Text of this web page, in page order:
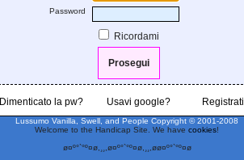
Password
Ricordami
Dimenticato la pw? Usavi google? Registrati
Lussumo Vanilla, Swell, and People Copyright © 2001-2008
Welcome to the Handicap Site. We have cookies!
ø¤º°`°º¤ø,¸¸,ø¤º°`°º¤ø,¸¸,øø¤º°`°º¤ø